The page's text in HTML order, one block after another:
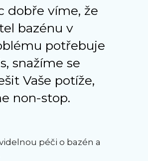
dobře víme, že
bazénu v
potřebuje
snažíme se
Vaše potíže,
non-stop.
péči o bazén a